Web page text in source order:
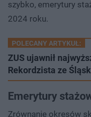
szybko, emerytury
2024 roku.
POLECANY ARTYKUŁ:
ZUS ujawnił
Rekordzista ze
Emerytury
Zrównanie okresów